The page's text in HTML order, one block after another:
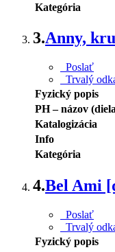
Kategória
3.Anny,
Poslať
Trvalý
Fyzický popis
PH – názov
Katalogizácia
Info
Kategória
4.Bel Ami
Poslať
Trvalý
Fyzický popis